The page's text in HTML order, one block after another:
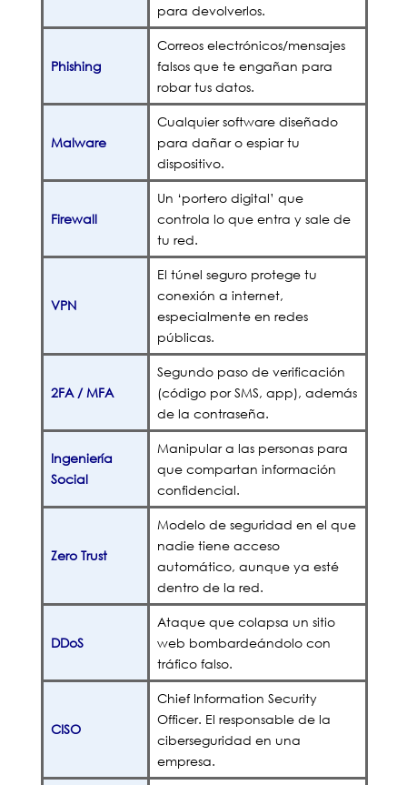
para devolverlos.
Phishing
Correos electrónicos/mensajes
falsos que te engañan para
robar tus datos.
Malware
Cualquier software diseñado
para dañar o espiar tu
dispositivo.
Firewall
Un ‘portero digital’ que
controla lo que entra y sale de
tu red.
VPN
El túnel seguro protege tu
conexión a internet,
especialmente en redes
públicas.
2FA / MFA
Segundo paso de verificación
(código por SMS, app), además
de la contraseña.
Ingeniería
Social
Manipular a las personas para
que compartan información
confidencial.
Zero Trust
Modelo de seguridad en el que
nadie tiene acceso
automático, aunque ya esté
dentro de la red.
DDoS
Ataque que colapsa un sitio
web bombardeándolo con
tráfico falso.
CISO
Chief Information Security
Officer. El responsable de la
ciberseguridad en una
empresa.